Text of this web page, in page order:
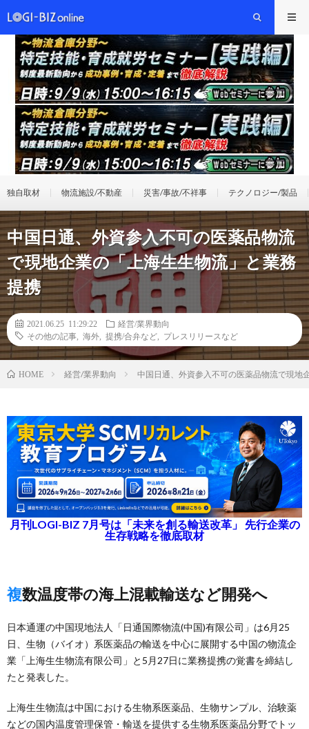
独自取材 物流施設/不動産 災害/事故/不祥事 テクノロジー/製品
中国日通、外資参入不可の医薬品物流
で現地企業の「上海生生物流」と業務
提携
2021.06.25 11:29:22
経営/業界動向
その他の記事
海外 提携/合弁など プレスリリースなど
HOME 経営/業界動向 中国日通、外資参入不可の医薬品物流で現地
月刊LOGI-BIZ 7月号は「未来を創る輸送改革」 先行企業の
生存戦略を徹底取材
複数温度帯の海上混載輸送など開発へ
日本通運の中国現地法人「日通国際物流(中国)有限公司」は6月25
日、生物（バイオ）系医薬品の輸送を中心に展開する中国の物流企
業「上海生生物流有限公司」と5月27日に業務提携の覚書を締結し
たと発表した。
上海生生物流は中国における生物系医薬品、生物サンプル、治験薬
などの国内温度管理保管・輸送を提供する生物系医薬品分野でトッ